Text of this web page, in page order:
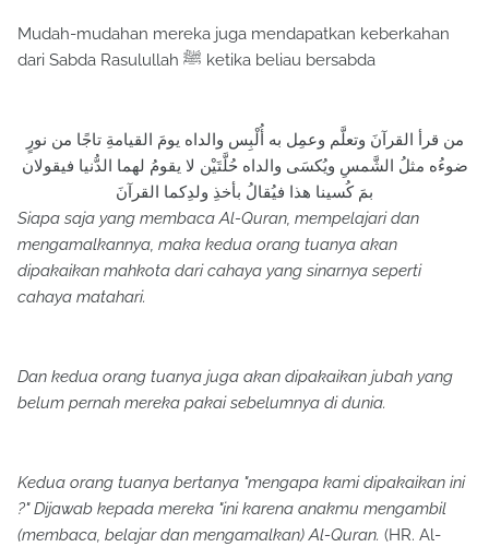
Mudah-mudahan mereka juga mendapatkan keberkahan
dari Sabda Rasulullah ﷺ ketika beliau bersabda
من قرأ القرآنَ وتعلَّم وعمِل به أُلْبِس والداه يومَ القيامةِ تاجًا من نورٍ
ضوءُه مثلُ الشَّمسِ ويُكسَى والداه حُلَّتَيْن لا يقومُ لهما الدُّنيا فيقولان
بمَ كُسينا هذا فيُقالُ بأخذِ ولدِكما القرآنَ
Siapa saja yang membaca Al-Quran, mempelajari dan
mengamalkannya, maka kedua orang tuanya akan
dipakaikan mahkota dari cahaya yang sinarnya seperti
cahaya matahari.
Dan kedua orang tuanya juga akan dipakaikan jubah yang
belum pernah mereka pakai sebelumnya di dunia.
Kedua orang tuanya bertanya "mengapa kami dipakaikan ini
?" Dijawab kepada mereka "ini karena anakmu mengambil
(membaca, belajar dan mengamalkan) Al-Quran. (HR. Al-